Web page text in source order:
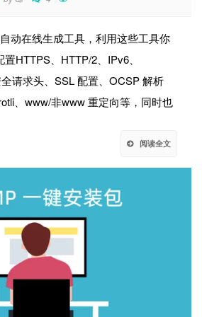
动在线生成工具，利用这些工具你
HTTPS、HTTP/2、IPv6、
请求头、SSL 配置、OCSP 解析
、www/非www 重定向等，同时也
阅读全文